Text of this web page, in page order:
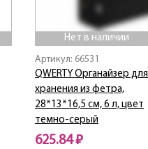
Нет в наличии
Артикул: 66531
QWERTY Органайзер для
хранения из фетра,
28*13*16,5 см, 6 л, цвет
темно-серый
625.84 ₽